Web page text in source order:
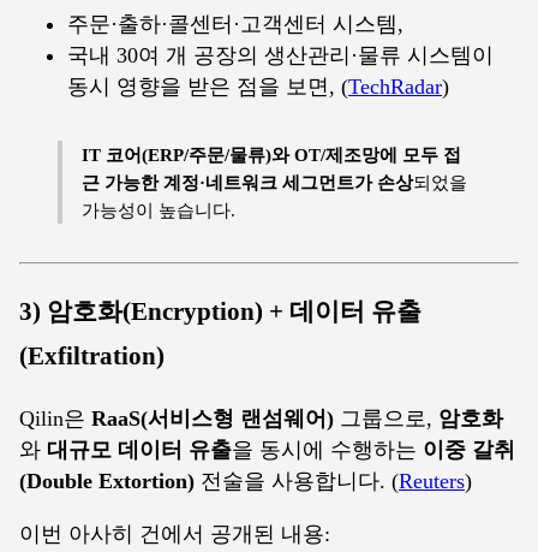
주문·출하·콜센터·고객센터 시스템,
국내 30여 개 공장의 생산관리·물류 시스템이
동시 영향을 받은 점을 보면, (TechRadar)
IT 코어(ERP/주문/물류)와 OT/제조망에 모두 접
근 가능한 계정·네트워크 세그먼트가 손상되었을
가능성이 높습니다.
3) 암호화(Encryption) + 데이터 유출
(Exfiltration)
Qilin은 RaaS(서비스형 랜섬웨어) 그룹으로, 암호화
와 대규모 데이터 유출을 동시에 수행하는 이중 갈취
(Double Extortion) 전술을 사용합니다. (Reuters)
이번 아사히 건에서 공개된 내용: